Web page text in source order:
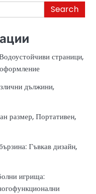
страници,
дължини,
размер, Портативен,
Гъвкав дизайн,
игрища: